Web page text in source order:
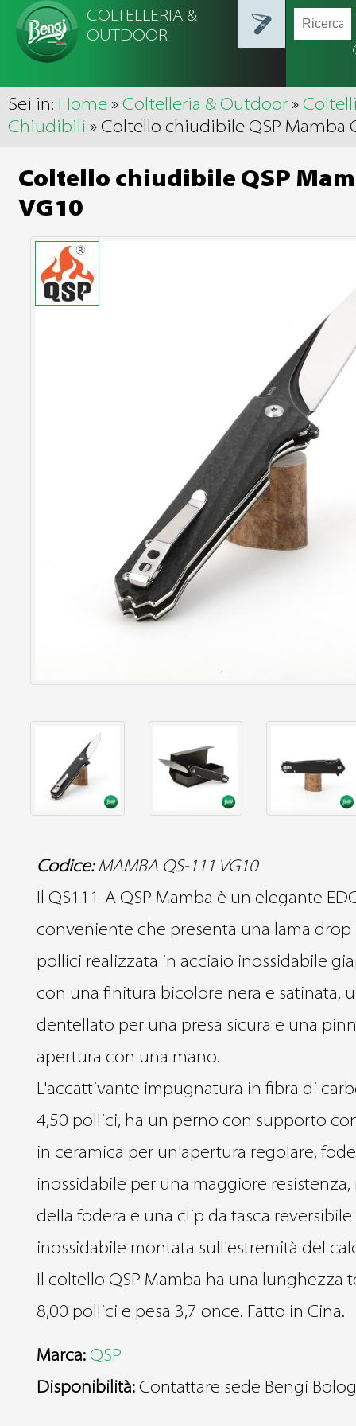
COLTELLERIA &
OUTDOOR
Sei in: Home » Coltelleria & Outdoor »
Chiudibili » Coltello chiudibile QSP Mamba
Coltello chiudibile QSP
VG10
Codice:MAMBA QS-111 VG10
Il QS111-A QSP Mamba è un elegante
conveniente che presenta una lama drop
pollici realizzata in acciaio inossidabile
con una finitura bicolore nera e satinata,
dentellato per una presa sicura e una
apertura con una mano.
L'accattivante impugnatura in fibra di
4,50 pollici, ha un perno con supporto
in ceramica per un'apertura regolare,
inossidabile per una maggiore
della fodera e una clip da tasca
inossidabile montata sull'estremità del
Il coltello QSP Mamba ha una lunghezza
8,00 pollici e pesa 3,7 once. Fatto in Cina.
Marca: QSP
Disponibilità: Contattare sede Bengi